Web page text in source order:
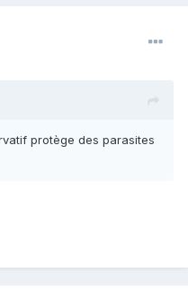
protège des parasites